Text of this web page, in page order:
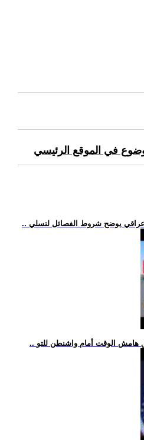
في الموقع الرئيسي
عراقي يوضح شروط الفصائل لتسلي
هامش الوقت أمام واشنطن للتو